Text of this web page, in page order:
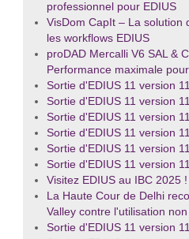
professionnel pour EDIUS
VisDom CapIt – La solution
les workflows EDIUS
proDAD Mercalli V6 SAL &
Performance maximale
Sortie d'EDIUS 11 version
Sortie d'EDIUS 11 version
Sortie d'EDIUS 11 version
Sortie d'EDIUS 11 version
Sortie d'EDIUS 11 version
Sortie d'EDIUS 11 version
Visitez EDIUS au IBC 2025 !
La Haute Cour de Delhi
Valley contre l'utilisation
Sortie d'EDIUS 11 version